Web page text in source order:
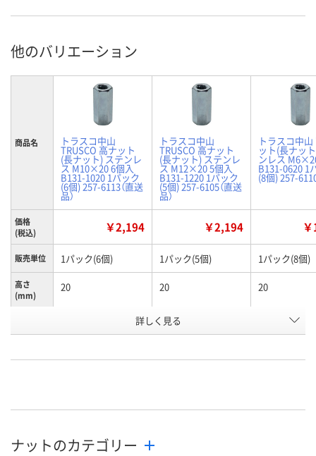
他のバリエーション
商品名 トラスコ中山
TRUSCO 高ナット
(長ナット) ステンレ
ス M10×20 6個入
B131-1020 1パック
(6個) 257-6113（直送
品）
トラスコ中山
TRUSCO 高ナット
(長ナット) ステンレ
ス M12×20 5個入
B131-1220 1パック
(5個) 257-6105（直送
品）
トラスコ中
ット(長ナッ
ンレス
B131-0620 1
(8個) 257-
価格
(税込)
￥2,194 ￥2,194
販売単位 1パック(6個) 1パック(5個) 1パック(8個)
高さ
(mm)
20 20 20
M12
号
お届け日 8月12日（水） 8月19日（水）まで 8月9日（日）
数量
詳しく見る
ナットのカテゴリー